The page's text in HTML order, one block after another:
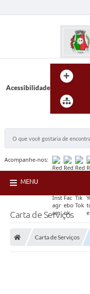
Acessibilidade
Acompanhe-nos:
MENU
Carta de Serviços
Carta de Serviços